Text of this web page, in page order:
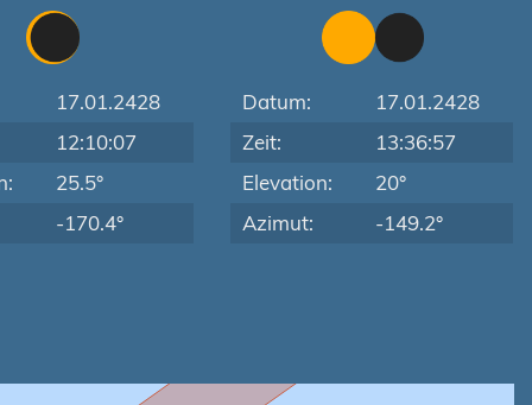
17.01.2428
12:10:07
25.5°
-170.4°
Datum:
17.01.2428
Zeit:
13:36:57
Elevation:
20°
Azimut:
-149.2°